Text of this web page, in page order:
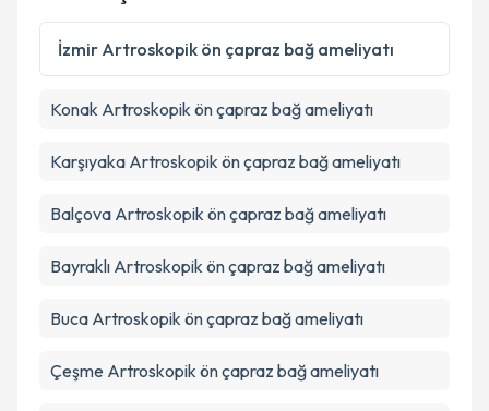
Kişisel verilerimin işlenmesine ilişkin
Aydınlatma
Metni'ni okudum ve kişisel verilerimin belirtilen
Takvim Talebini Gönder
İzmir Artroskopik ön çapraz bağ ameliyatı
Konak Artroskopik ön çapraz bağ ameliyatı
Karşıyaka Artroskopik ön çapraz bağ ameliyatı
Balçova Artroskopik ön çapraz bağ ameliyatı
Bayraklı Artroskopik ön çapraz bağ ameliyatı
Buca Artroskopik ön çapraz bağ ameliyatı
Çeşme Artroskopik ön çapraz bağ ameliyatı